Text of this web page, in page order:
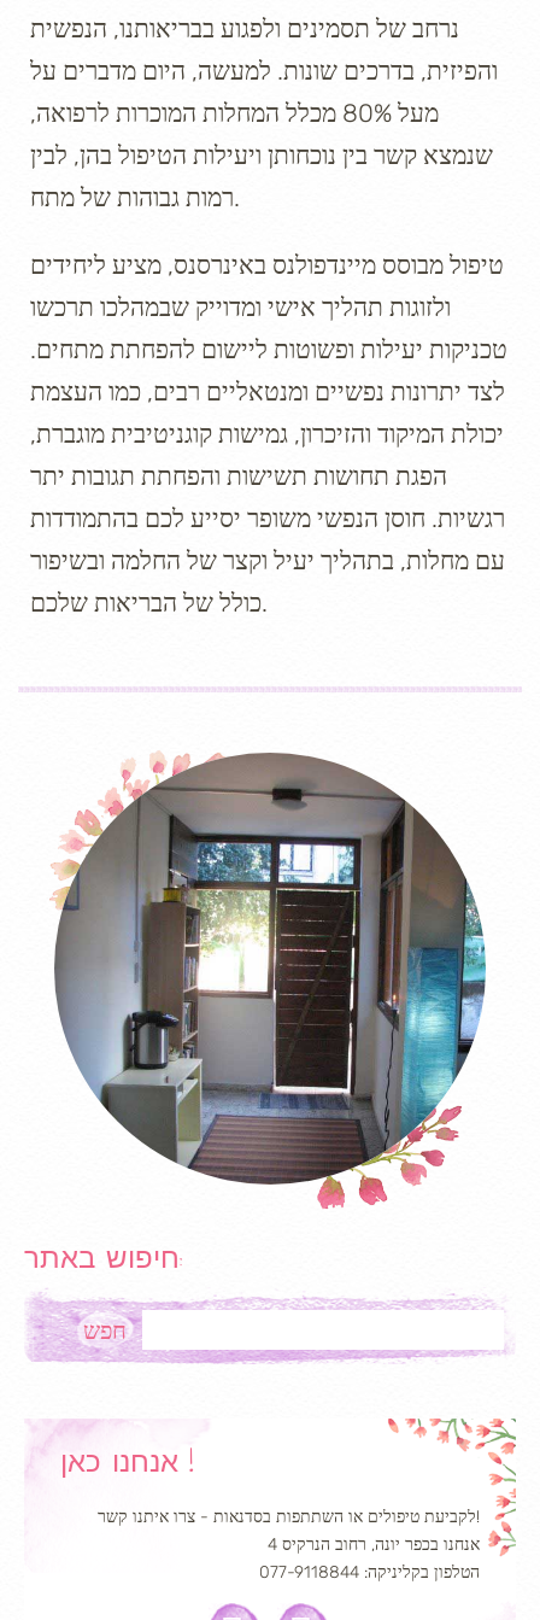
נרחב של תסמינים ולפגוע בבריאותנו, הנפשית
והפיזית, בדרכים שונות. למעשה, היום מדברים על
מעל 80% מכלל המחלות המוכרות לרפואה,
שנמצא קשר בין נוכחותן ויעילות הטיפול בהן, לבין
רמות גבוהות של מתח.
טיפול מבוסס מיינדפולנס באינרסנס, מציע ליחידים
ולזוגות תהליך אישי ומדוייק שבמהלכו תרכשו
טכניקות יעילות ופשוטות ליישום להפחתת מתחים.
לצד יתרונות נפשיים ומנטאליים רבים, כמו העצמת
יכולת המיקוד והזיכרון, גמישות קוגניטיבית מוגברת,
הפגת תחושות תשישות והפחתת תגובות יתר
רגשיות. חוסן הנפשי משופר יסייע לכם בהתמודדות
עם מחלות, בתהליך יעיל וקצר של החלמה ובשיפור
כולל של הבריאות שלכם.
חיפוש באתר:
אנחנו כאן !
לקביעת טיפולים או השתתפות בסדנאות - צרו איתנו קשר!
אנחנו בכפר יונה, רחוב הנרקיס 4
הטלפון בקליניקה: 077-9118844